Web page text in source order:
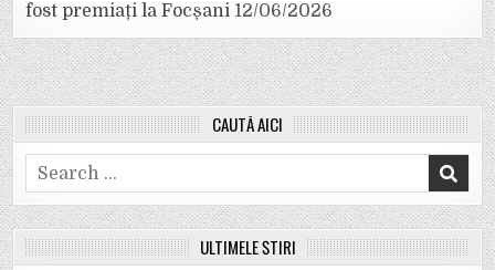
fost premiați la Focșani 12/06/2026
CAUTĂ AICI
Search
for:
ULTIMELE ȘTIRI